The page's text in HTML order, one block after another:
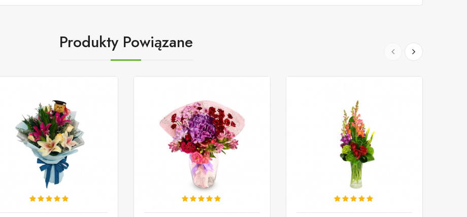
Produkty Powiązane